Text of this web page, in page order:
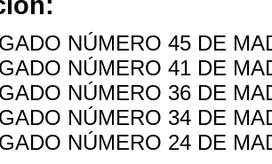
NÚMERO 45 DE
NÚMERO 41 DE
NÚMERO 36 DE
NÚMERO 34 DE
NÚMERO 24 DE